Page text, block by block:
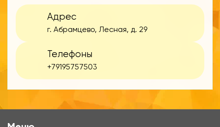
Адрес
г. Абрамцево, Лесная, д. 29
Телефоны
+79195757503